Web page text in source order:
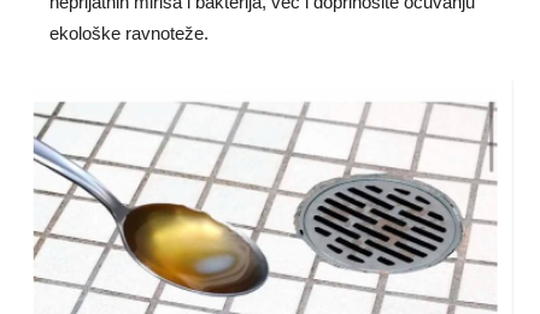
ekološke ravnoteže.